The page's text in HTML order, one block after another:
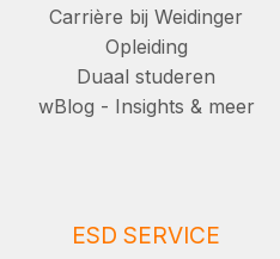
Carrière bij Weidinger
Opleiding
Duaal studeren
wBlog - Insights & meer
ESD SERVICE